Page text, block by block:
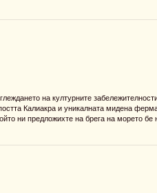
на културните
Калиакра и уникалната мидена
ни предложихте на брега на морето бе